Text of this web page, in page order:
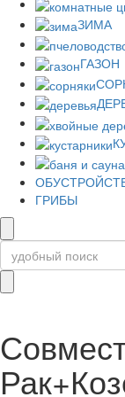
ЗИМА
ГАЗОН
ГРИБЫ